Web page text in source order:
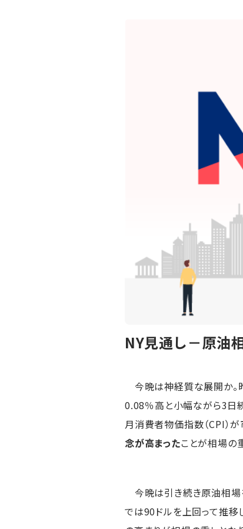
NY見通し－原油
今晩は神経質な展開か。
0.08％高と小幅ながら3日
月消費者物価指数（CPI）
念が高まったことが相場の
今晩は引き続き原油相場
では90ドルを上回って推移